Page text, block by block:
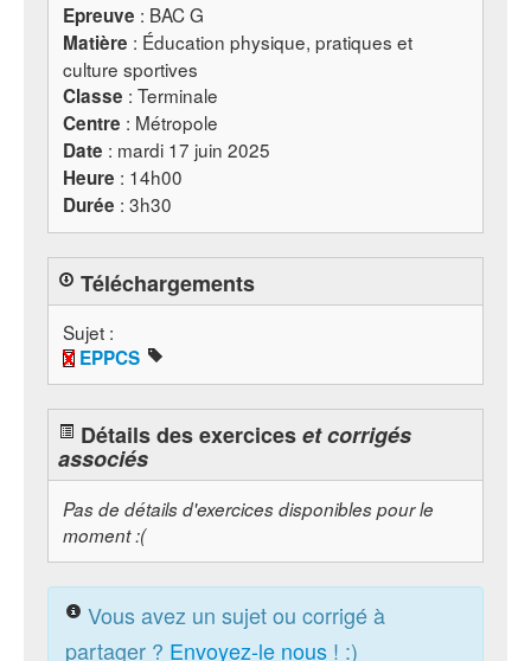
Epreuve : BACG
Matière : Éducation physique, pratiques et
culture sportives
Classe : Terminale
Centre : Métropole
Date : mardi 17 juin 2025
Heure : 14h00
Durée : 3h30
Téléchargements
Sujet :
EPPCS
Détails des exerciceset corrigés
associés
Pas de détails d'exercices disponibles pour le
moment :(
Vous avez un sujet ou corrigé à
partager ? Envoyez-le nous ! :)